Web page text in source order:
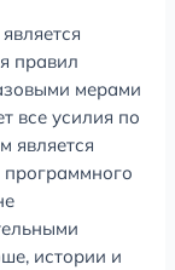
правил
мерами
все усилия по
является
истории и